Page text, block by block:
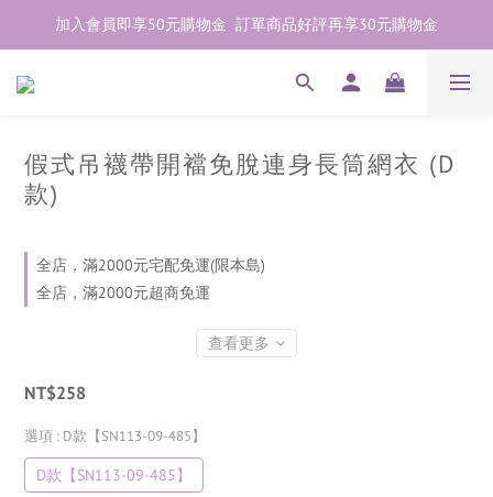
加入會員即享50元購物金  訂單商品好評再享30元購物金
加入會員即享50元購物金  訂單商品好評再享30元購物金
歡迎點右下紫色💬諮詢線上親密顧問
假式吊襪帶開襠免脫連身長筒網衣 (D
款)
全店，滿2000元宅配免運(限本島)
全店，滿2000元超商免運
查看更多
NT$258
選項 : D款【SN113-09-485】
D款【SN113-09-485】